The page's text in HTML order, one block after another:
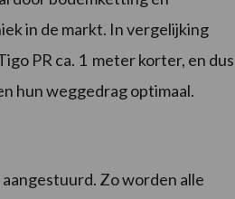
in de markt. In vergelijking
PR ca. 1 meter korter, en dus
hun weggedrag optimaal.
Zo worden alle